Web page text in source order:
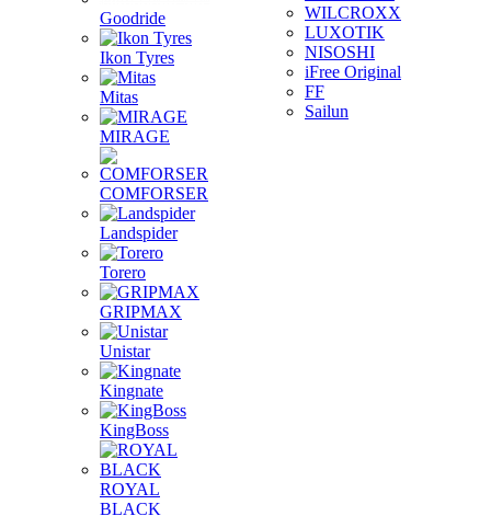
Goodride
Ikon Tyres
Mitas
MIRAGE
COMFORSER
Landspider
Torero
GRIPMAX
Unistar
Kingnate
KingBoss
ROYAL
BLACK
WILCROXX
LUXOTIK
NISOSHI
iFree Original
FF
Sailun